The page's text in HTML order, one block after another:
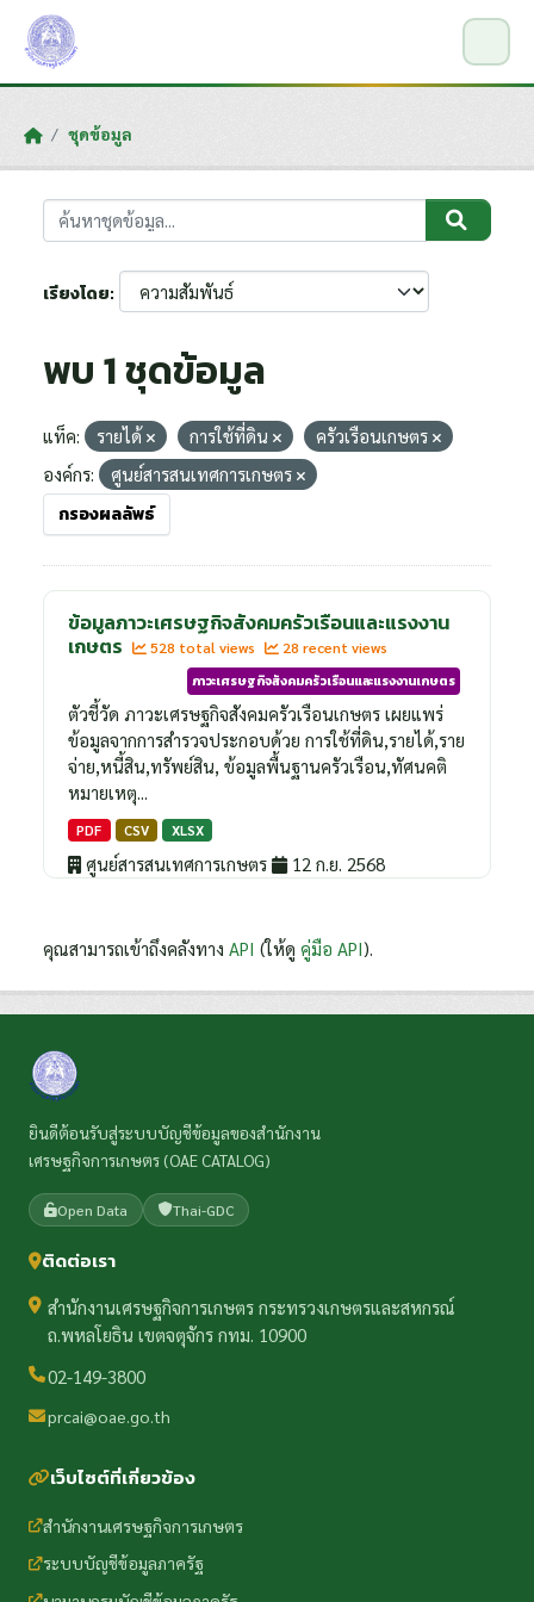
Skip to main content
ชุดข้อมูล
เรียงโดย
พบ 1 ชุดข้อมูล
แท็ค: รายได้ การใช้ที่ดิน
ครัวเรือนเกษตร
องค์กร:
ศูนย์สารสนเทศการเกษตร
กรองผลลัพธ์
ข้อมูลภาวะเศรษฐกิจสังคมครัวเรือนและแรงงาน
เกษตร
528 total views
28 recent views
ภาวะเศรษฐกิจสังคมครัวเรือนและแรงงานเกษตร
ตัวชี้วัด ภาวะเศรษฐกิจสังคมครัวเรือนเกษตร เผยแพร่
ข้อมูลจากการสำรวจประกอบด้วย การใช้ที่ดิน,รายได้,ราย
จ่าย,หนี้สิน,ทรัพย์สิน, ข้อมูลพื้นฐานครัวเรือน,ทัศนคติ
หมายเหตุ...
PDF CSV XLSX
ศูนย์สารสนเทศการเกษตร 12 ก.ย. 2568
คุณสามารถเข้าถึงคลังทาง API (ให้ดู คู่มือ API).
ยินดีต้อนรับสู่ระบบบัญชีข้อมูลของสำนักงาน
เศรษฐกิจการเกษตร (OAE CATALOG)
Open Data Thai-GDC
ติดต่อเรา
สำนักงานเศรษฐกิจการเกษตร กระทรวงเกษตรและสหกรณ์
ถ.พหลโยธิน เขตจตุจักร กทม. 10900
02-149-3800
prcai@oae.go.th
เว็บไซต์ที่เกี่ยวข้อง
สำนักงานเศรษฐกิจการเกษตร
ระบบบัญชีข้อมูลภาครัฐ